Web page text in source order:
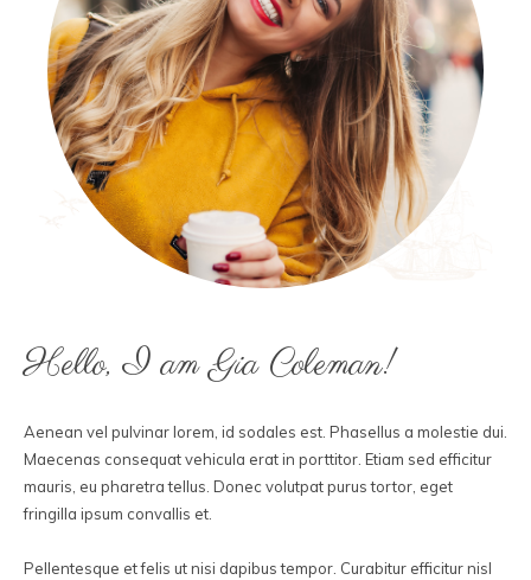
Hello, I am Gia Coleman!
Aenean vel pulvinar lorem, id sodales est. Phasellus a molestie dui.
Maecenas consequat vehicula erat in porttitor. Etiam sed efficitur
mauris, eu pharetra tellus. Donec volutpat purus tortor, eget
fringilla ipsum convallis et.
Pellentesque et felis ut nisi dapibus tempor. Curabitur efficitur nisl